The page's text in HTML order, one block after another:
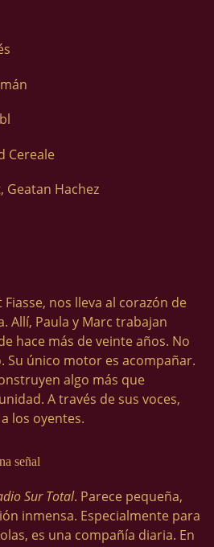
Cereale
Geatan Hachez
nos lleva al corazón de
Allí, Paula y Marc trabajan
hace más de veinte años. No
Su único motor es acompañar.
algo más que
A través de sus voces,
los oyentes.
señal
Sur Total. Parece pequeña,
inmensa. Especialmente para
es una compañía diaria. En